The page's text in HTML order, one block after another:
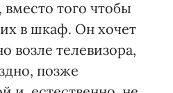
того чтобы
в шкаф. Он хочет
возле телевизора,
позже